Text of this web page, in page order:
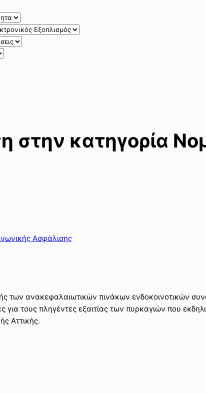
στην κατηγορία
Ασφάλισης
των ανακεφαλαιωτικών πινάκων ενδοκοινοτικών
τους πληγέντες εξαιτίας των πυρκαγιών που
Αττικής.